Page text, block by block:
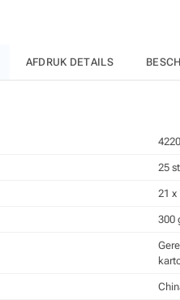
AFDRUK DETAILS
25
21 x
300